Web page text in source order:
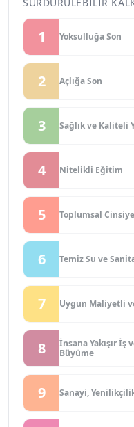
1 Yoksulluğa Son
2 Açlığa Son
3 Sağlık ve Kaliteli
4 Nitelikli Eğitim
5 Toplumsal
6 Temiz Su ve
7 Uygun Maliyetli
8
İnsana Yakışır İş
Büyüme
9 Sanayi,